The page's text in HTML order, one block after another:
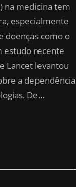
na medicina tem
especialmente
doenças como o
estudo recente
Lancet levantou
a dependência
De…